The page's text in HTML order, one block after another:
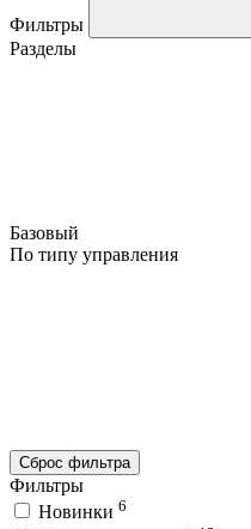
Фильтры
Разделы
Базовый
По типу управления
Сброс фильтра
Фильтры
Новинки 6